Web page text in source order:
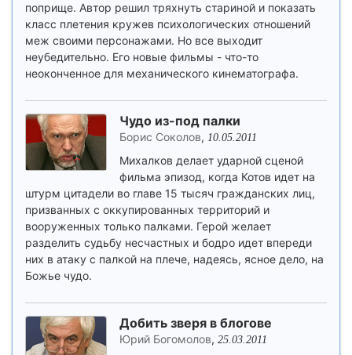
поприще. Автор решил тряхнуть стариной и показать
класс плетения кружев психологических отношений
меж своими персонажами. Но все выходит
неубедительно. Его новые фильмы - что-то
неоконченное для механического кинематографа.
Чудо из-под палки
Борис Соколов, 10.05.2011
Михалков делает ударной сценой
фильма эпизод, когда Котов идет на
штурм цитадели во главе 15 тысяч гражданских лиц,
призванных с оккупированных территорий и
вооруженных только палками. Герой желает
разделить судьбу несчастных и бодро идет впереди
них в атаку с палкой на плече, надеясь, ясное дело, на
Божье чудо.
Добить зверя в блогове
Юрий Богомолов, 25.03.2011